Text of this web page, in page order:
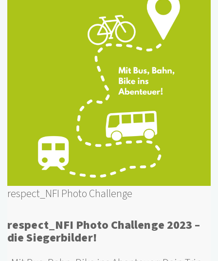
respect_NFI Photo Challenge
respect_NFI Photo Challenge 2023 –
die Siegerbilder!